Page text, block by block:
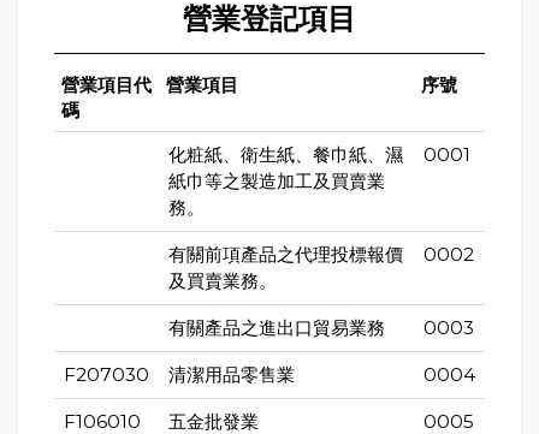
營業登記項目
營業項目代
碼
營業項目 序號
化粧紙、衛生紙、餐巾紙、濕
紙巾等之製造加工及買賣業
務。
0001
有關前項產品之代理投標報價
及買賣業務。
0002
有關產品之進出口貿易業務 0003
F207030 清潔用品零售業 0004
F106010 五金批發業 0005